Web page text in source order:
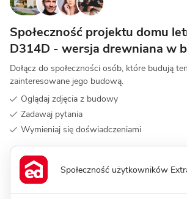
Społeczność projektu domu
D314D - wersja drewniana w
Dołącz do społeczności osób, które budują
zainteresowane jego budową.
Oglądaj zdjęcia z budowy
Zadawaj pytania
Wymieniaj się doświadczeniami
Społeczność użytkowników